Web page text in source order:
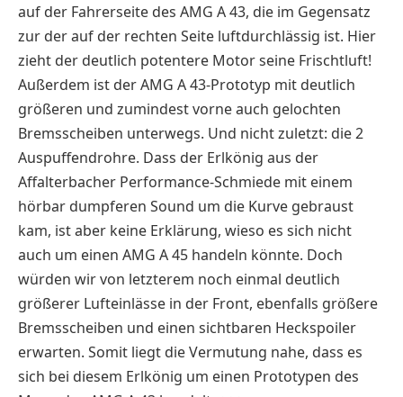
auf der Fahrerseite des AMG A 43, die im Gegensatz
zur der auf der rechten Seite luftdurchlässig ist. Hier
zieht der deutlich potentere Motor seine Frischtluft!
Außerdem ist der AMG A 43-Prototyp mit deutlich
größeren und zumindest vorne auch gelochten
Bremsscheiben unterwegs. Und nicht zuletzt: die 2
Auspuffendrohre. Dass der Erlkönig aus der
Affalterbacher Performance-Schmiede mit einem
hörbar dumpferen Sound um die Kurve gebraust
kam, ist aber keine Erklärung, wieso es sich nicht
auch um einen AMG A 45 handeln könnte. Doch
würden wir von letzterem noch einmal deutlich
größerer Lufteinlässe in der Front, ebenfalls größere
Bremsscheiben und einen sichtbaren Heckspoiler
erwarten. Somit liegt die Vermutung nahe, dass es
sich bei diesem Erlkönig um einen Prototypen des